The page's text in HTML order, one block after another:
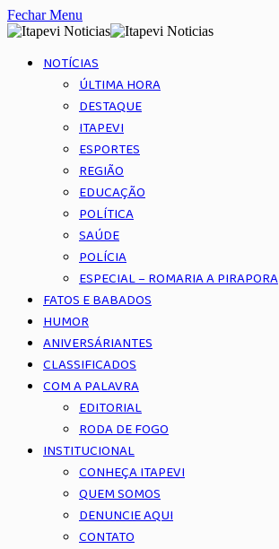
Fechar Menu
NOTÍCIAS
ÚLTIMA HORA
DESTAQUE
ITAPEVI
ESPORTES
REGIÃO
EDUCAÇÃO
POLÍTICA
SAÚDE
POLÍCIA
ESPECIAL – ROMARIA A PIRAPORA
FATOS E BABADOS
HUMOR
ANIVERSÁRIANTES
CLASSIFICADOS
COM A PALAVRA
EDITORIAL
RODA DE FOGO
INSTITUCIONAL
CONHEÇA ITAPEVI
QUEM SOMOS
DENUNCIE AQUI
CONTATO